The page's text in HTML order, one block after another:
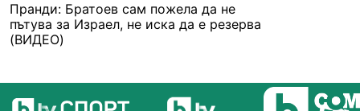
Пранди: Братоев сам пожела да не
пътува за Израел, не иска да е резерва
(ВИДЕО)